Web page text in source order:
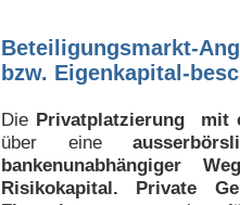
Beteiligungsmarkt-
bzw. Eigenkapital-
Die Privatplatzierung mit
über eine
bankenunabhängiger
Risikokapital. Private